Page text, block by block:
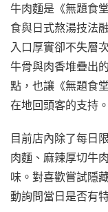
牛肉麵是《無題食
食與日式熬湯技法
入口厚實卻不失層
牛骨與肉香堆疊出
點，也讓《無題食
在地回頭客的支持。
目前店內除了每日
肉麵、麻辣厚切牛
味。對喜歡嘗試隱
動詢問當日是否有